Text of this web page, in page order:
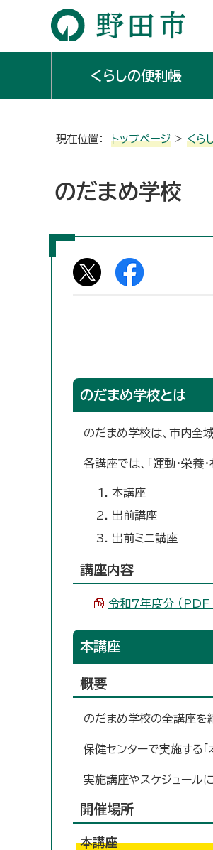
くらしの便利帳
現在位置： トップページ > くら
のだまめ学校
のだまめ学校とは
のだまめ学校は、市内全
各講座では、「運動・栄養
本講座
出前講座
出前ミニ講座
講座内容
令和7年度分 （
本講座
概要
のだまめ学校の全講座を
保健センターで実施する「
実施講座やスケジュール
開催場所
本講座